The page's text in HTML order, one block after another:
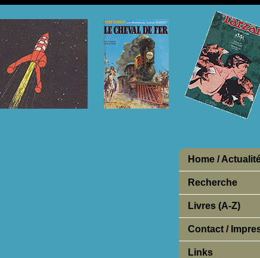
Home /
Recherche
Livres (A-Z)
Contact /
Links